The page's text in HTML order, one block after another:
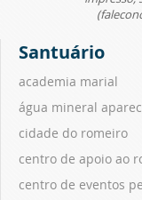
Santuário
academia marial
água mineral
cidade do romeiro
centro de apoio ao
centro de eventos